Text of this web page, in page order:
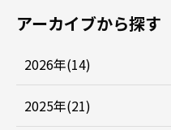
アーカイブから探す
2026年(14)
2025年(21)